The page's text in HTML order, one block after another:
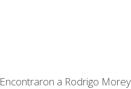
Encontraron a Rodrigo